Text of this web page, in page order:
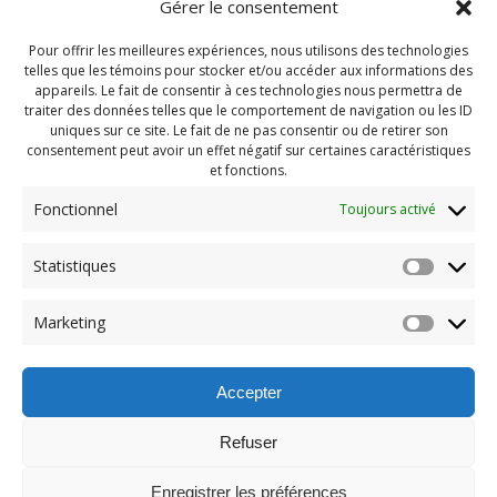
Gérer le consentement
Pour offrir les meilleures expériences, nous utilisons des technologies
telles que les témoins pour stocker et/ou accéder aux informations des
appareils. Le fait de consentir à ces technologies nous permettra de
traiter des données telles que le comportement de navigation ou les ID
uniques sur ce site. Le fait de ne pas consentir ou de retirer son
consentement peut avoir un effet négatif sur certaines caractéristiques
et fonctions.
Fonctionnel Toujours activé
Statistiques
Marketing
Accepter
Refuser
Enregistrer les préférences
Navigation
de
l'article
Previous:
post: